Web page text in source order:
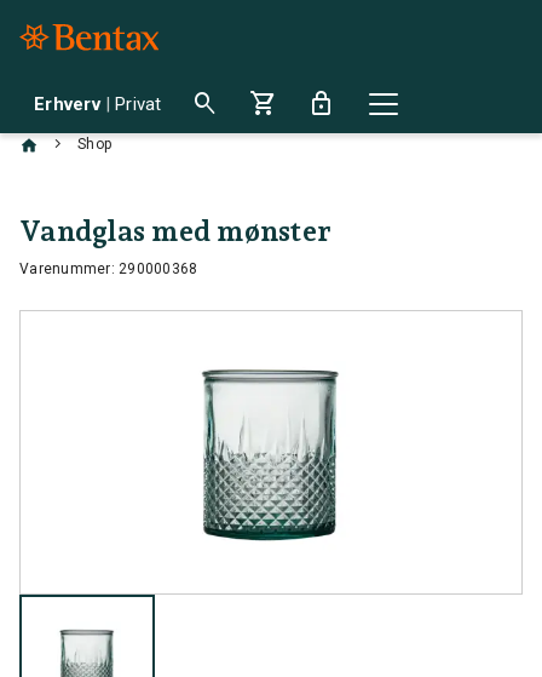
Erhverv | Privat search shopping_cart lock
chevron_right Shop
Vandglas med mønster
Varenummer: 290000368